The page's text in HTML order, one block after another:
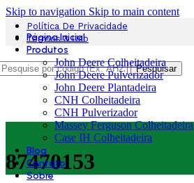
Skip to navigation Skip to main content
Política De Privacidade
Termos & Uso
Pesquisar
Página Inicial
Produtos
John Deere Colheitadeira
John Deere Pulverizador
John Deere Plantadeira
CNH Colheitadeira
CNH Pulverizador
Massey Ferguson Colheitadeira
Case IH Colheitadeira
Blog
Contato
Sobre
87470153